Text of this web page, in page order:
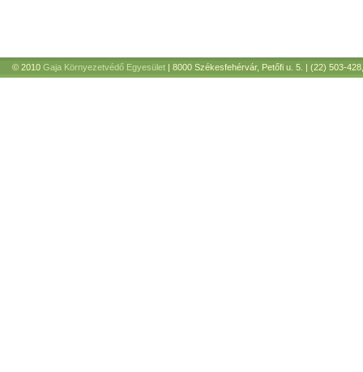
© 2010 Gaja Környezetvédő Egyesület | 8000 Székesfehérvár, Petőfi u. 5. | (22) 503-